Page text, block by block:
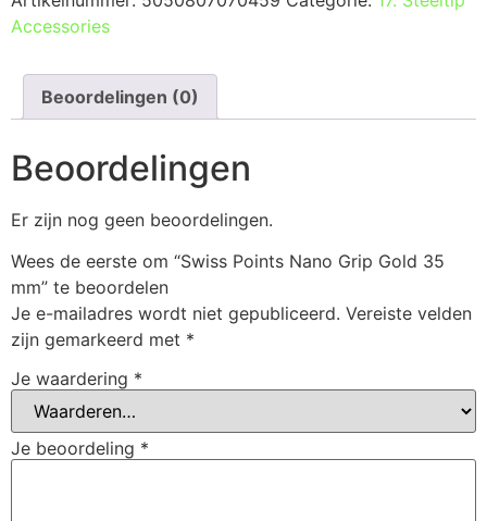
Accessories
Beoordelingen (0)
Beoordelingen
Er zijn nog geen beoordelingen.
Wees de eerste om “Swiss Points Nano Grip Gold 35
mm” te beoordelen
Je e-mailadres wordt niet gepubliceerd. Vereiste velden
zijn gemarkeerd met *
Je waardering *
Je beoordeling *